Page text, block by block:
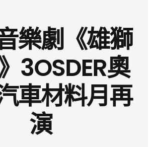
樂劇《雄獅
3OSDER奧
車材料月再
演